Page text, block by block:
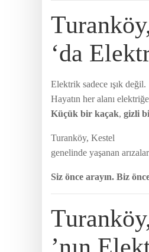
‘da
Elektrik sadece ışık değil.
Hayatın her alanı
Küçük bir kaçak, gizli
Turanköy, Kestel
genelinde yaşanan
Siz önce arayın. Biz
’nın